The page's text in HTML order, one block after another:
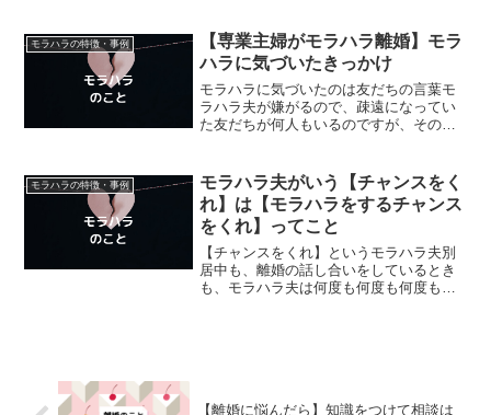
ですが、在宅ワークのほかにも収入源が
欲しいと思い始めて短時間の...
モラハラの特徴・事例
【専業主婦がモラハラ離婚】モラ
ハラに気づいたきっかけ
モラハラに気づいたのは友だちの言葉モ
ラハラ夫が嫌がるので、疎遠になってい
た友だちが何人もいるのですが、その中
別々だったのですが、定期的に会ってい
たけれど、モラハラ夫と結...
モラハラの特徴・事例
モラハラ夫がいう【チャンスをく
れ】は【モラハラをするチャンス
をくれ】ってこと
【チャンスをくれ】というモラハラ夫別
居中も、離婚の話し合いをしているとき
も、モラハラ夫は何度も何度も何度も
【離婚に悩んだら】知識をつけて相談は